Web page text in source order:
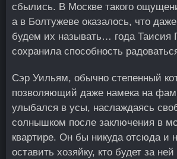
сбылись. В Москве такого
а в Болтужеве оказалось, что
будем их называть… года Таисия
сохранила способность
Сэр Уильям, обычно степенный
позволяющий даже намека на
улыбался в усы, наслаждаясь
солнышком после заключения в
квартире. Он бы никуда отсюда и
оставить хозяйку, кто будет за